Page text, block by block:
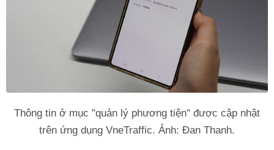
Thông tin ở mục "quản lý phương tiện" được cập nhật
trên ứng dụng VneTraffic. Ảnh: Đan Thanh.